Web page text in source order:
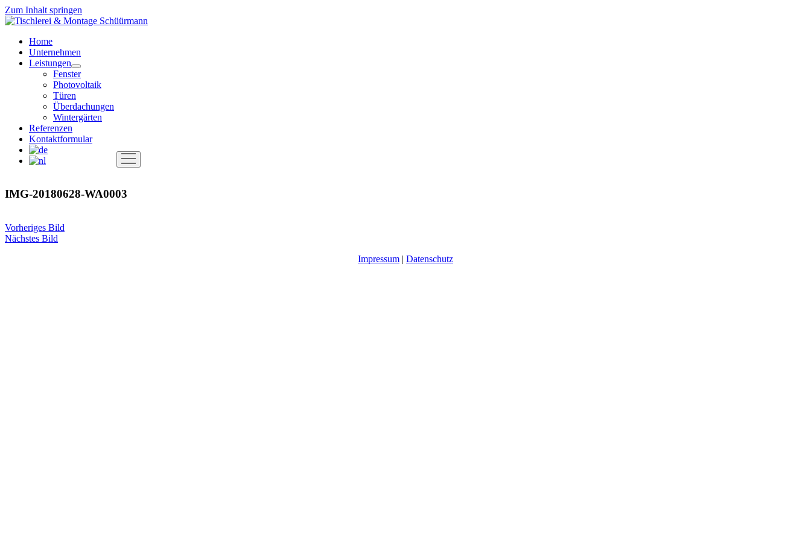
Zum Inhalt springen
Tischlerei
Montage
Schüürmann
Home
Unternehmen
Leistungen
Menü
öffnen
Fenster
Photovoltaik
Türen
Überdachungen
Wintergärten
Referenzen
Kontaktformular
Menü
öffnen
IMG-20180628-WA0003
Vorheriges Bild
Nächstes Bild
Impressum | Datenschutz